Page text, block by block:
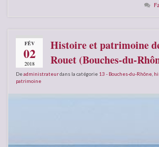
FÉV
02
2018
Histoire et patrimoine
Rouet (Bouches-du-
Deadministrateurdans la catégorie 13 - Bouches-du-Rhône
patrimoine